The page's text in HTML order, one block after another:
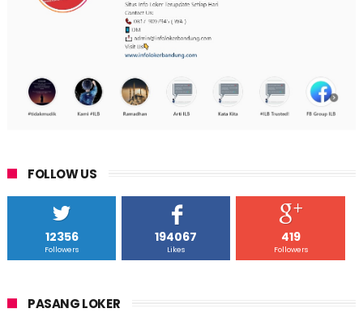
FOLLOW US
12356
Followers
194067
Likes
419
Followers
PASANG LOKER